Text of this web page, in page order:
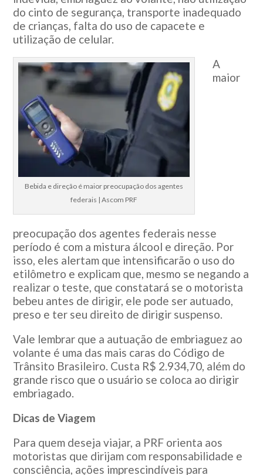
do cinto de segurança, transporte inadequado
de crianças, falta do uso de capacete e
utilização de celular.
Bebida e direção é maior preocupação dos agentes
federais | Ascom PRF
A
maior
preocupação dos agentes federais nesse
período é com a mistura álcool e direção. Por
isso, eles alertam que intensificarão o uso do
etilômetro e explicam que, mesmo se negando a
realizar o teste, que constatará se o motorista
bebeu antes de dirigir, ele pode ser autuado,
preso e ter seu direito de dirigir suspenso.
Vale lembrar que a autuação de embriaguez ao
volante é uma das mais caras do Código de
Trânsito Brasileiro. Custa R$ 2.934,70, além do
grande risco que o usuário se coloca ao dirigir
embriagado.
Dicas de Viagem
Para quem deseja viajar, a PRF orienta aos
motoristas que dirijam com responsabilidade e
consciência, ações imprescindíveis para